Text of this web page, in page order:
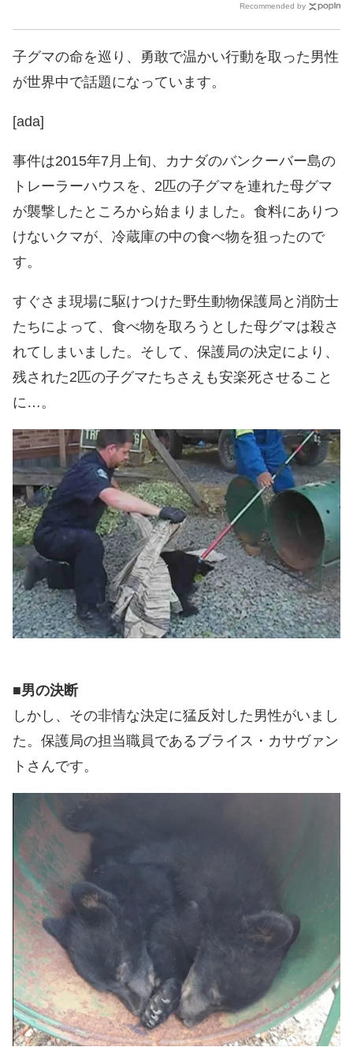
Recommended by
子グマの命を巡り、勇敢で温かい行動を取った男性
が世界中で話題になっています。
[ada]
事件は2015年7月上旬、カナダのバンクーバー島の
トレーラーハウスを、2匹の子グマを連れた母グマ
が襲撃したところから始まりました。食料にありつ
けないクマが、冷蔵庫の中の食べ物を狙ったので
す。
すぐさま現場に駆けつけた野生動物保護局と消防士
たちによって、食べ物を取ろうとした母グマは殺さ
れてしまいました。そして、保護局の決定により、
残された2匹の子グマたちさえも安楽死させること
に…。
■男の決断
しかし、その非情な決定に猛反対した男性がいまし
た。保護局の担当職員であるブライス・カサヴァン
トさんです。